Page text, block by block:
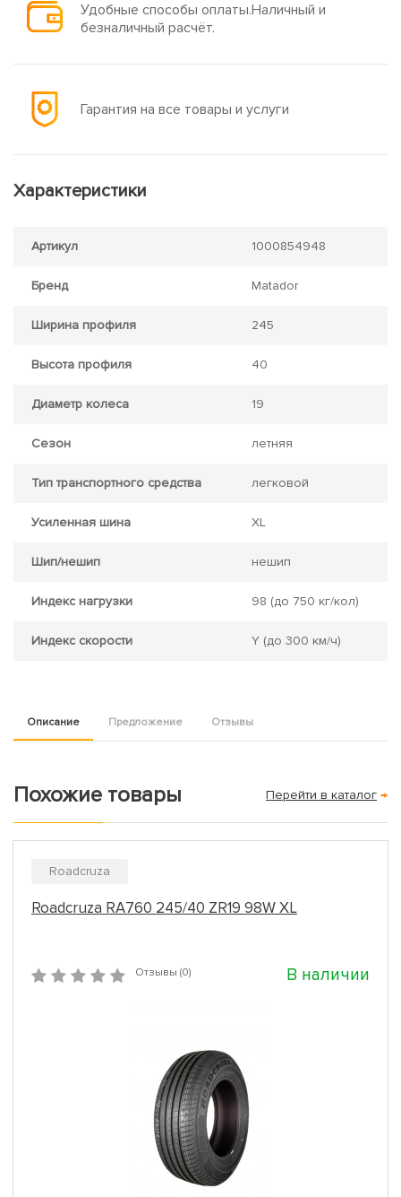
Удобные способы оплаты.Наличный и
безналичный расчёт.
Гарантия на все товары и услуги
Характеристики
Артикул 1000854948
Бренд Matador
Ширина профиля 245
Высота профиля 40
Диаметр колеса 19
Сезон летняя
Тип транспортного средства легковой
Усиленная шина XL
Шип/нешип нешип
Индекс нагрузки 98 (до 750 кг/кол)
Индекс скорости Y (до 300 км/ч)
Описание Предложение Отзывы
Похожие товары Перейти в каталог →
Roadcruza
Roadcruza RA760 245/40 ZR19 98W XL
Отзывы (0) В наличии